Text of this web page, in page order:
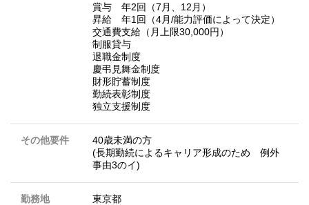
賞与 年2回（7月、12月）
昇給 年1回（4月/能力評価によって決定）
交通費支給（月上限30,000円）
制服貸与
退職金制度
慶弔見舞金制度
財形貯蓄制度
勤続表彰制度
独立支援制度
その他要件
40歳未満の方
(長期勤続によるキャリア形成のため 例外
事由3のイ)
勤務地 東京都